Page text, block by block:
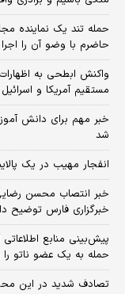
حمله تند یک نماینده
حاضرم با وضو آن را
واکنش ابطحی به
مستقیم آمریکا و
خبر مهم برای دانش
شد
انفجار مهیب در یک
خبر انتصاب محسن
خبرگزاری فارس توضیح
پیش‌بینی منابع
حمله به یک عضو ناتو را
تصادف شدید در این محور/ ۴ نفر جان